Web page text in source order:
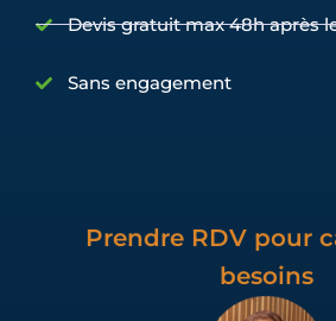
Devis gratuit max 48h après
Sans engagement
Prendre RDV pour
besoins